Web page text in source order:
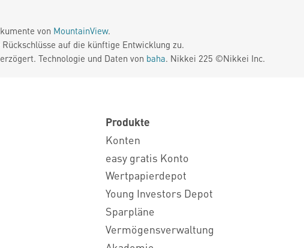
von MountainView.
auf die künftige Entwicklung zu.
Technologie und Daten von baha. Nikkei 225 ©Nikkei Inc.
Produkte
Konten
easy gratis Konto
Wertpapierdepot
Young Investors Depot
Sparpläne
Vermögensverwaltung